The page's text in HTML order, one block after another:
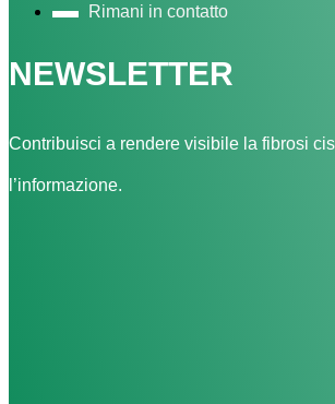
Rimani in contatto
NEWSLETTER
Contribuisci a rendere visibile la fibrosi
l’informazione.